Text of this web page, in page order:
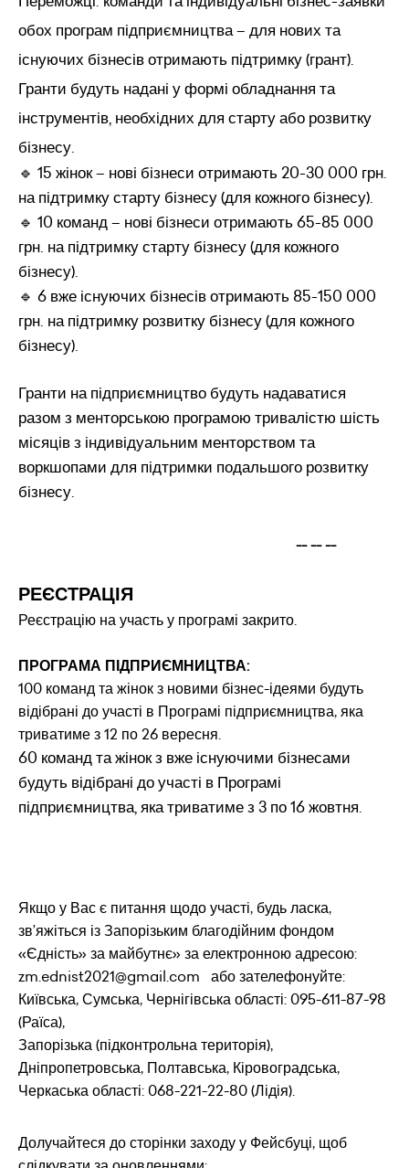
обох програм підприємництва – для нових та
існуючих бізнесів отримають підтримку (грант).
Гранти будуть надані у формі обладнання та
інструментів, необхідних для старту або розвитку
бізнесу.
🔹 15 жінок – нові бізнеси отримають 20-30 000 грн.
на підтримку старту бізнесу (для кожного бізнесу).
🔹 10 команд – нові бізнеси отримають 65-85 000
грн. на підтримку старту бізнесу (для кожного
бізнесу).
🔹 6 вже існуючих бізнесів отримають 85-150 000
грн. на підтримку розвитку бізнесу (для кожного
бізнесу).
Гранти на підприємництво будуть надаватися
разом з менторською програмою тривалістю шість
місяців з індивідуальним менторством та
воркшопами для підтримки подальшого розвитку
бізнесу.
-- -- --
РЕЄСТРАЦІЯ
Реєстрацію на участь у програмі закрито.
ПРОГРАМА ПІДПРИЄМНИЦТВА:
100 команд та жінок з новими бізнес-ідеями будуть
відібрані до участі в Програмі підприємництва, яка
триватиме з 12 по 26 вересня.
60 команд та жінок з вже існуючими бізнесами
будуть відібрані до участі в Програмі
підприємництва, яка триватиме з 3 по 16 жовтня.
Якщо у Вас є питання щодо участі, будь ласка,
зв’яжіться із Запорізьким благодійним фондом
«Єдність» за майбутнє» за електронною адресою:
zm.ednist2021@gmail.com або зателефонуйте:
Київська, Сумська, Чернігівська області: 095-611-87-98
(Раїса),
Запорізька (підконтрольна територія),
Дніпропетровська, Полтавська, Кіровоградська,
Черкаська області: 068-221-22-80 (Лідія).
Долучайтеся до сторінки заходу у Фейсбуці, щоб